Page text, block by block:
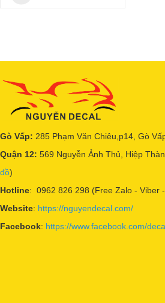
Gò Vấp: 285 Phạm Văn Chiêu,p14, Gò
Quận 12: 569 Nguyễn Ảnh Thủ, Hiệp
đồ)
Hotline: 0962 826 298 (Free Zalo - Viber
Website: https://nguyendecal.com/
Facebook: https://www.facebook.com/